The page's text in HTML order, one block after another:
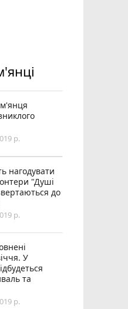
р.
нагодувати
"Душі
до
р.
У
та
р.